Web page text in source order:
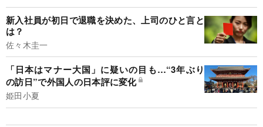
新入社員が初日で退職を決めた、上司のひと言と
は？
佐々木圭一
「日本はマナー大国」に疑いの目も…“3年ぶり
の訪日”で外国人の日本評に変化
姫田小夏